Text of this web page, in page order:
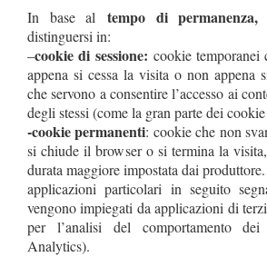
In base al tempo di permanenza,
distinguersi in:
–cookie di sessione: cookie temporanei
appena si cessa la visita o non appena
che servono a consentire l’accesso ai
degli stessi (come la gran parte dei
-cookie permanenti: cookie che non
si chiude il browser o si termina la
durata maggiore impostata dai
applicazioni particolari in seguito
vengono impiegati da applicazioni di
per l’analisi del comportamento
Analytics).